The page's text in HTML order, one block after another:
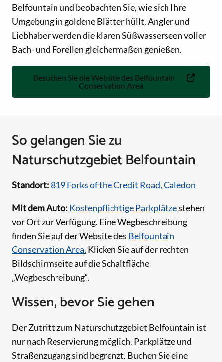
Belfountain und beobachten Sie, wie sich Ihre
Umgebung in goldene Blätter hüllt. Angler und
Liebhaber werden die klaren Süßwasserseen voller
Bach- und Forellen gleichermaßen genießen.
Besuchen Sie die Website des Belfountain
Conservation Area
So gelangen Sie zu
Naturschutzgebiet Belfountain
Standort:819 Forks of the Credit Road, Caledon
Mit dem Auto: Kostenpflichtige Parkplätzestehen
vor Ort zur Verfügung. Eine Wegbeschreibung
finden Sie auf der Website des Belfountain
Conservation Area. Klicken Sie auf der rechten
Bildschirmseite auf die Schaltfläche
„Wegbeschreibung“.
Wissen, bevor Sie gehen
Der Zutritt zum Naturschutzgebiet Belfountain ist
nur nach Reservierung möglich. Parkplätze und
Straßenzugang sind begrenzt. Buchen Sie eine